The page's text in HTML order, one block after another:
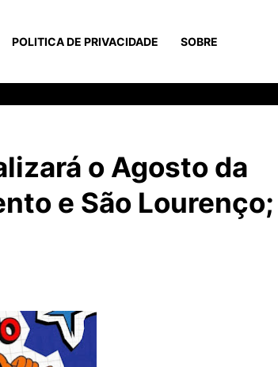
POLITICA DE PRIVACIDADE SOBRE
o Agosto da
e São Lourenço;